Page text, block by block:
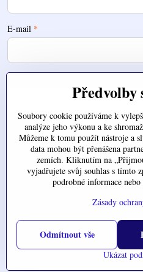
E-mail *
Zde nahrajte váš soubor
©2026CopyrightPředvolby
Vytvořeno
Předvolby
Soubory cookie používáme k
analýze jeho výkonu a ke
Můžeme k tomu použít nástroje a
data mohou být přenášena
zemích. Kliknutím na
vyjadřujete svůj souhlas s tímto
podrobné informace
Zásady
Ukázat
Odmítnout vše